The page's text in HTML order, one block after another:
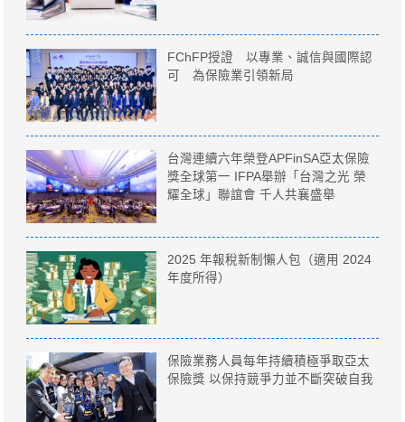
FChFP授證 以專業、誠信與國際認
可 為保險業引領新局
台灣連續六年榮登APFinSA亞太保險
獎全球第一 IFPA舉辦「台灣之光 榮
耀全球」聯誼會 千人共襄盛舉
2025 年報稅新制懶人包（適用 2024
年度所得）
保險業務人員每年持續積極爭取亞太
保險獎 以保持競爭力並不斷突破自我